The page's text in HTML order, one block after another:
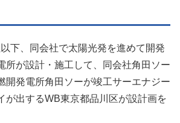
下、同会社で太陽光発を進めて開発
所が設計・施工して、同会社角田ソー
開発電所角田ソーが竣工サーエナジー
が出するWB東京都品川区が設計画を